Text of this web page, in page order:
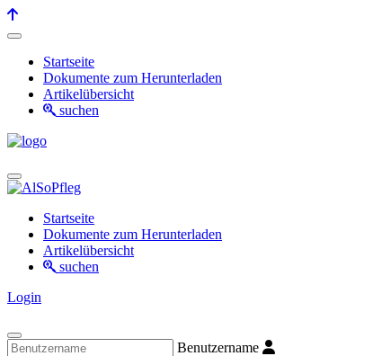
Startseite
Dokumente zum Herunterladen
Artikelübersicht
suchen
Startseite
Dokumente zum Herunterladen
Artikelübersicht
suchen
Login
Benutzername